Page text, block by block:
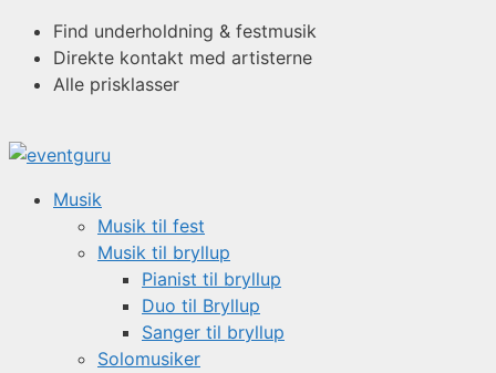
Hop
indhold
Find underholdning & festmusik
Direkte kontakt med artisterne
Alle prisklasser
Musik
Musik til fest
Musik til bryllup
Pianist til bryllup
Duo til Bryllup
Sanger til bryllup
Solomusiker